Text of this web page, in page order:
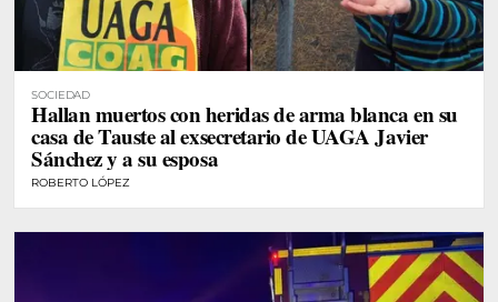
SOCIEDAD
Hallan muertos con heridas de arma blanca en su
casa de Tauste al exsecretario de UAGA Javier
Sánchez y a su esposa
ROBERTO LÓPEZ